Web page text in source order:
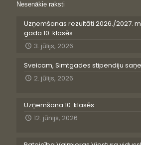
Nesenākie raksti
Uzņemšanas rezultāti 2026./2027.
gada 10. klasēs
3. jūlijs, 2026
Sveicam, Simtgades stipendiju
2. jūlijs, 2026
Uzņemšana 10. klasēs
12. jūnijs, 2026